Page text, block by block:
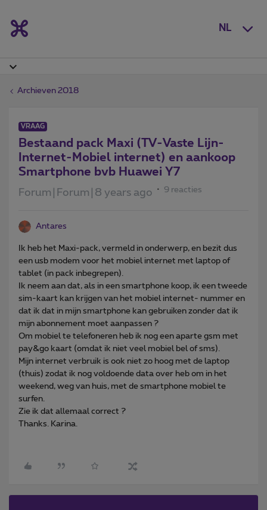
NL
Archieven 2018
VRAAG
Bestaand pack Maxi (TV-Vaste Lijn-
Internet-Mobiel internet) en aankoop
Smartphone bvb Huawei Y7
Forum|Forum|8 years ago 9 reacties
Antares
Ik heb het Maxi-pack, vermeld in onderwerp, en bezit dus
een usb modem voor het mobiel internet met laptop of
tablet (in pack inbegrepen).
Ik neem aan dat, als in een smartphone koop, ik een tweede
sim-kaart kan krijgen van het mobiel internet- nummer en
dat ik dat in mijn smartphone kan gebruiken zonder dat ik
mijn abonnement moet aanpassen ?
Om mobiel te telefoneren heb ik nog een aparte gsm met
pay&go kaart (omdat ik niet veel mobiel bel of sms).
Mijn internet verbruik is ook niet zo hoog met de laptop
(thuis) zodat ik nog voldoende data over heb om in het
weekend, weg van huis, met de smartphone mobiel te
surfen.
Zie ik dat allemaal correct ?
Thanks. Karina.